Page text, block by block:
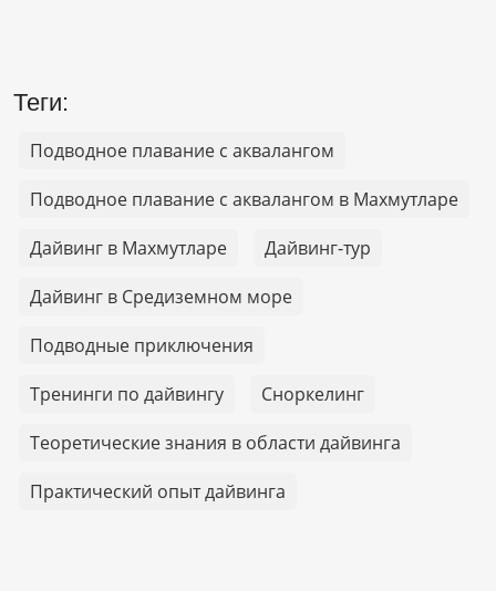
Теги:
Подводное плавание с аквалангом
Подводное плавание с аквалангом в Махмутларе
Дайвинг в Махмутларе
Дайвинг-тур
Дайвинг в Средиземном море
Подводные приключения
Тренинги по дайвингу
Сноркелинг
Теоретические знания в области дайвинга
Практический опыт дайвинга